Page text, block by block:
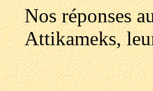
Nos réponses
Attikameks,